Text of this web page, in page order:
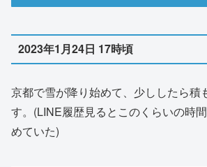
2023年1月24日 17時頃
京都で雪が降り始めて、少ししたら積
す。(LINE履歴見るとこのくらいの時
めていた)